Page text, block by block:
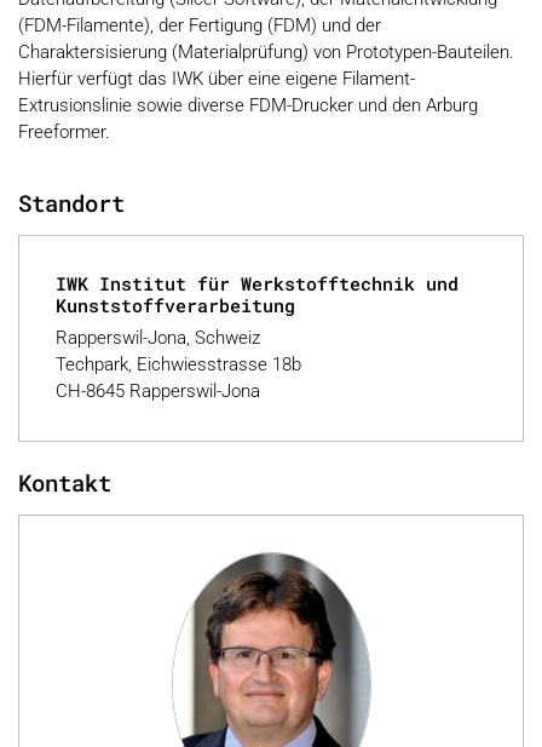
(FDM-Filamente), der Fertigung (FDM) und der
Charaktersisierung (Materialprüfung) von Prototypen-Bauteilen.
Hierfür verfügt das IWK über eine eigene Filament-
Extrusionslinie sowie diverse FDM-Drucker und den Arburg
Freeformer.
Standort
IWK Institut für Werkstofftechnik und
Kunststoffverarbeitung
Rapperswil-Jona, Schweiz
Techpark, Eichwiesstrasse 18b
CH-8645 Rapperswil-Jona
Kontakt